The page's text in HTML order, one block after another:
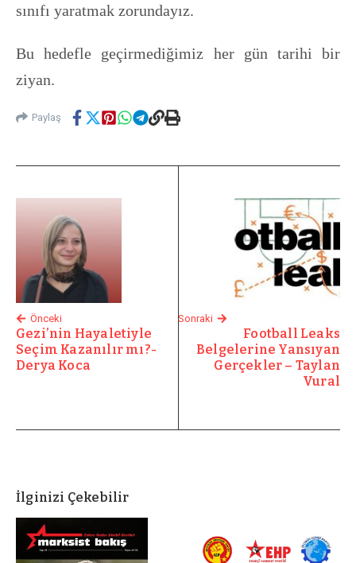
sınıfı yaratmak zorundayız.
Bu hedefle geçirmediğimiz her gün tarihi bir
ziyan.
Paylaş
Önceki
Gezi’nin Hayaletiyle
Seçim Kazanılır mı?-
Derya Koca
Sonraki
Football Leaks
Belgelerine Yansıyan
Gerçekler – Taylan
Vural
İlginizi Çekebilir